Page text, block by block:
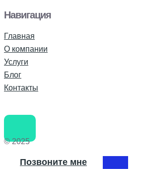
Навигация
Главная
О компании
Услуги
Блог
Контакты
© 2025
Позвоните мне